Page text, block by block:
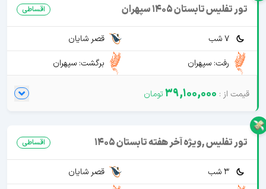
تور تفلیس تابستان 1405 سپهران اقساطی
7 شب
قصر شایان
رفت: سپهران
برگشت: سپهران
39,100,000
تور تفلیس ,ویژه آخر هفته تابستان 1405 اقساطی
3 شب قصر شایان